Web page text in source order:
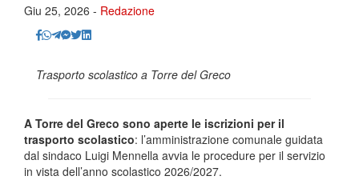
Giu 25, 2026 - Redazione
Trasporto scolastico a Torre del Greco
A Torre del Greco sono aperte le iscrizioni per il
trasporto scolastico: l’amministrazione comunale guidata
dal sindaco Luigi Mennella avvia le procedure per il servizio
in vista dell’anno scolastico 2026/2027.